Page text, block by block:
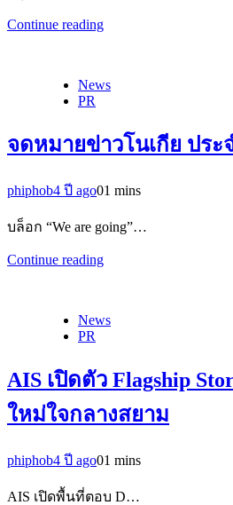
Continue reading
News
PR
จดหมายข่าวโนเกีย ประ
phiphob4 ปี ago01 mins
บล็อก “We are going”…
Continue reading
News
PR
AIS เปิดตัว Flagship
ใหม่ใจกลางสยาม
phiphob4 ปี ago01 mins
AIS เปิดพื้นที่ตอบ D…